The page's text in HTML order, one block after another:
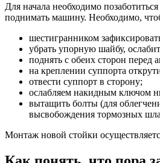
Для начала необходимо
поднимать машину. Необходимо,
шестигранником
убрать упорную шайбу,
поднять с обеих сторон перед
на креплении суппорта
отвести суппорт в сторону;
ослабляем накидным ключом
вытащить болты (для
высвобождения тормозных
Монтаж новой стойки